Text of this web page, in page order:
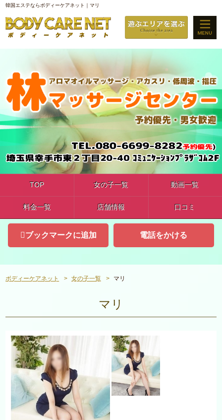
韓国エステならボディーケアネット｜マリ
TOP 女の子一覧 動画一覧
料金一覧 店舗情報 口コミ
ブックマークに追加 電話をかける
ボディーケアネット 女の子一覧 マリ
マリ